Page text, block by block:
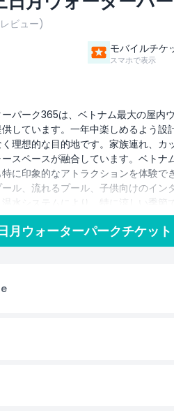
ビュー)
モバイルチケ
スマホで表示
パーク365は、ベトナム最大の屋
しています。一年中楽しめるよう
理想的な目的地です。家族連れ、
スペースが融合しています。ベト
に印象的なアトラクションを体験
ル、流れるプール、子供向けのイ
水システムにより、特に涼しい季節
キ・ウォーターパーク365では、日
クティビティの合間にリフレッシュ
カヅキ・ウォーターパーク365はダ
月ウォーターパークチケッ